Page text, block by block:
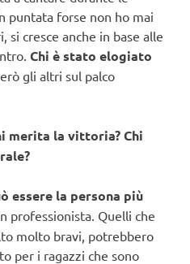
puntata forse non ho mai
cresce anche in base alle
Chi è stato elogiato
gli altri sul palco
merita la vittoria?Chi
essere la persona più
professionista. Quelli che
molto bravi, potrebbero
per i ragazzi che sono